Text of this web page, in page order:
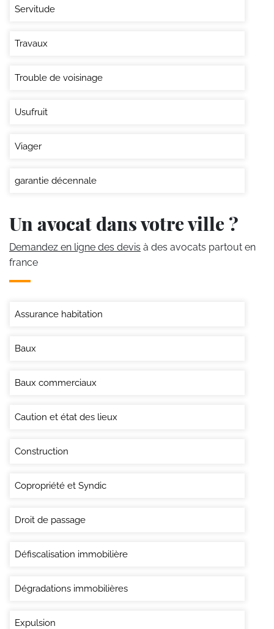
Servitude
Travaux
Trouble de voisinage
Usufruit
Viager
garantie décennale
Un avocat dans votre ville ?
Demandez en ligne des devis à des avocats partout en
france
Assurance habitation
Baux
Baux commerciaux
Caution et état des lieux
Construction
Copropriété et Syndic
Droit de passage
Défiscalisation immobilière
Dégradations immobilières
Expulsion